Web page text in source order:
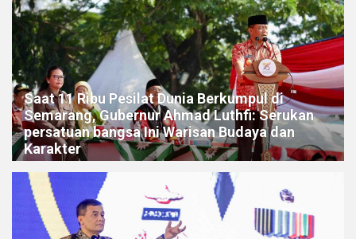
Saat 11 Ribu Pesilat Dunia Berkumpul di
Semarang, Gubernur Ahmad Luthfi: Serukan
persatuan bangsa Ini Warisan Budaya dan
Karakter